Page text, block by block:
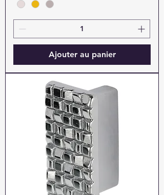
Ajouter au panier